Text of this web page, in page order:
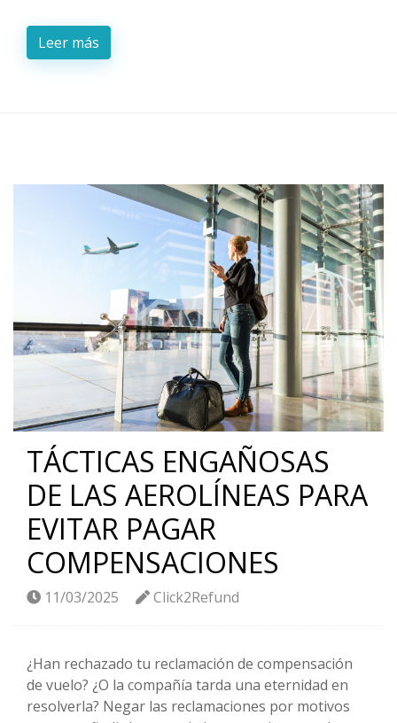
Leer más
TÁCTICAS ENGAÑOSAS
DE LAS AEROLÍNEAS PARA
EVITAR PAGAR
COMPENSACIONES
11/03/2025 Click2Refund
¿Han rechazado tu reclamación de compensación
de vuelo? ¿O la compañía tarda una eternidad en
resolverla? Negar las reclamaciones por motivos